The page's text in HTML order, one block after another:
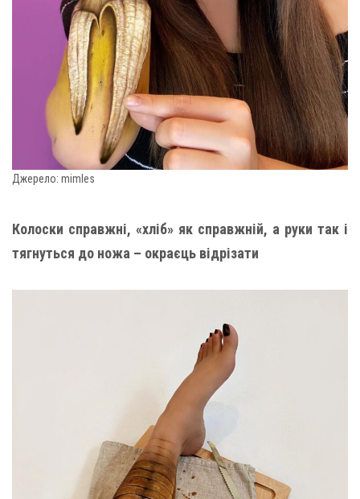
Джерело: mimles
Колоски справжні, «хліб» як справжній, а руки так і
тягнуться до ножа – окраєць відрізати